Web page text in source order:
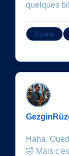
quelques
J'aime
Haha,
🤣 Mais